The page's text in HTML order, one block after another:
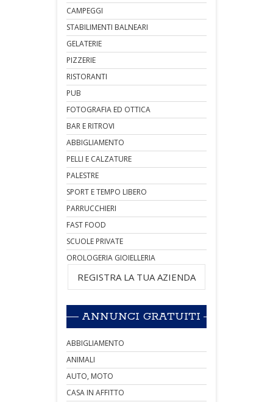
CAMPEGGI
STABILIMENTI BALNEARI
GELATERIE
PIZZERIE
RISTORANTI
PUB
FOTOGRAFIA ED OTTICA
BAR E RITROVI
ABBIGLIAMENTO
PELLI E CALZATURE
PALESTRE
SPORT E TEMPO LIBERO
PARRUCCHIERI
FAST FOOD
SCUOLE PRIVATE
OROLOGERIA GIOIELLERIA
REGISTRA LA TUA AZIENDA
ANNUNCI GRATUITI
ABBIGLIAMENTO
ANIMALI
AUTO, MOTO
CASA IN AFFITTO